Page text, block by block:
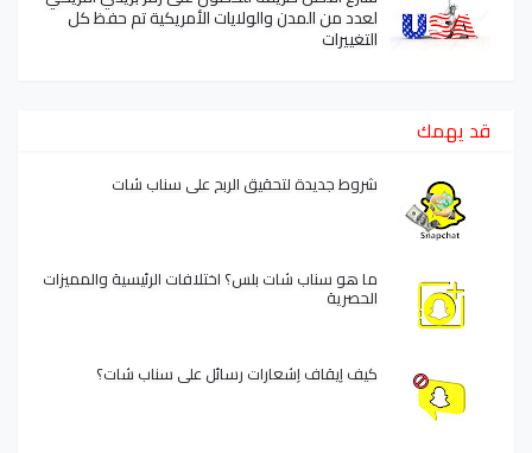
لعدد من المدن والولايات الأمريكية تم حفظ كل
التغييرات
قد يهمك
شروط جديدة لتحقيق الربح على سناب شات
ما هو سناب شات بلس؟ اختلافات الرئيسية والمميزات
الحصرية
كيف إيقاف إشعارات رسائل على سناب شات؟